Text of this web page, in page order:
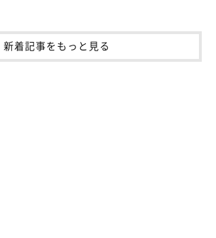
新着記事をもっと見る